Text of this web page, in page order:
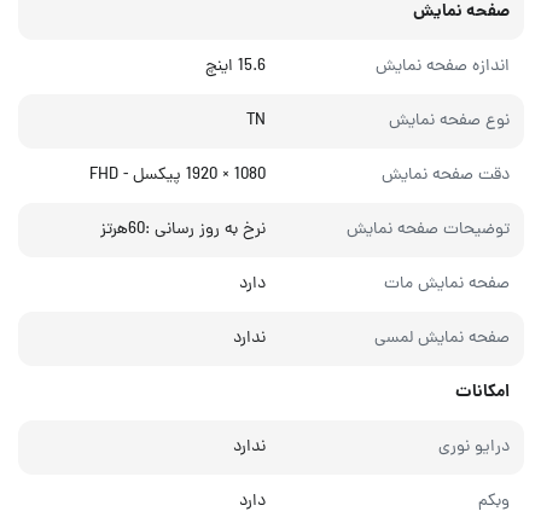
صفحه نمایش
اندازه صفحه نمایش 15.6 اینچ
نوع صفحه نمایش TN
دقت صفحه نمایش 1080 × 1920 پیکسل - FHD
توضیحات صفحه نمایش نرخ به روز رسانی :60هرتز
صفحه نمایش مات دارد
صفحه نمایش لمسی ندارد
امکانات
درایو نوری ندارد
وبکم دارد